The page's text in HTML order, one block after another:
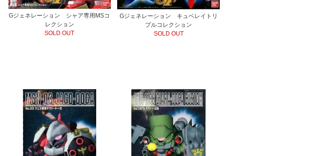
Gジェネレーション シャア専用MSコ
レクション
SOLD OUT
Gジェネレーション キュベレイトリ
プルコレクション
SOLD OUT